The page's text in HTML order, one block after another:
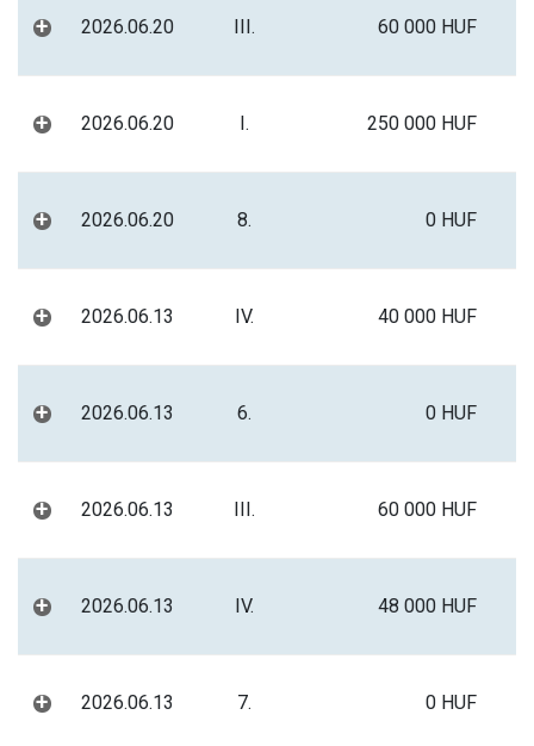
+ 2026.06.20 III. 60 000 HUF
+ 2026.06.20 I. 250 000 HUF
+ 2026.06.20 8. 0 HUF
+ 2026.06.13 IV. 40 000 HUF
+ 2026.06.13 6. 0 HUF
+ 2026.06.13 III. 60 000 HUF
+ 2026.06.13 IV. 48 000 HUF
+ 2026.06.13 7. 0 HUF